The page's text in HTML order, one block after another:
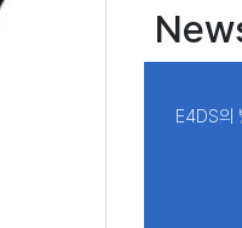
E4DS의